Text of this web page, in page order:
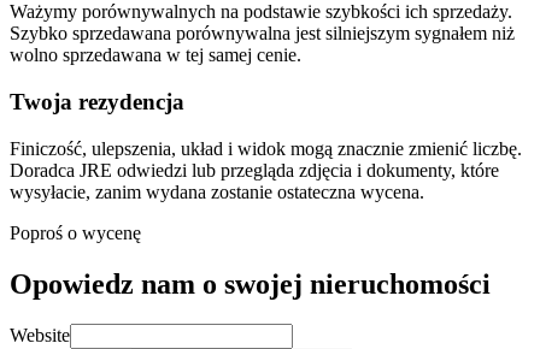
Ważymy porównywalnych na podstawie szybkości ich sprzedaży.
Szybko sprzedawana porównywalna jest silniejszym sygnałem niż
wolno sprzedawana w tej samej cenie.
Twoja rezydencja
Finiczość, ulepszenia, układ i widok mogą znacznie zmienić liczbę.
Doradca JRE odwiedzi lub przegląda zdjęcia i dokumenty, które
wysyłacie, zanim wydana zostanie ostateczna wycena.
Poproś o wycenę
Opowiedz nam o swojej nieruchomości
Website